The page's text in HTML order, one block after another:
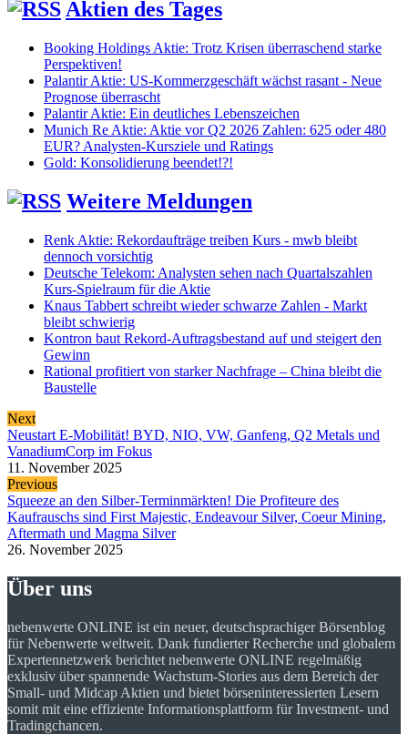
Aktien des Tages
Booking Holdings Aktie: Trotz Krisen überraschend starke
Perspektiven!
Palantir Aktie: US-Kommerzgeschäft wächst rasant - Neue
Prognose überrascht
Palantir Aktie: Ein deutliches Lebenszeichen
Munich Re Aktie: Aktie vor Q2 2026 Zahlen: 625 oder 480
EUR? Analysten-Kursziele und Ratings
Gold: Konsolidierung beendet!?!
Weitere Meldungen
Renk Aktie: Rekordaufträge treiben Kurs - mwb bleibt
dennoch vorsichtig
Deutsche Telekom: Analysten sehen nach Quartalszahlen
Kurs-Spielraum für die Aktie
Knaus Tabbert schreibt wieder schwarze Zahlen - Markt
bleibt schwierig
Kontron baut Rekord-Auftragsbestand auf und steigert den
Gewinn
Rational profitiert von starker Nachfrage – China bleibt die
Baustelle
Next
Neustart E-Mobilität! BYD, NIO, VW, Ganfeng, Q2 Metals und
VanadiumCorp im Fokus
11. November 2025
Previous
Squeeze an den Silber-Terminmärkten! Die Profiteure des
Kaufrauschs sind First Majestic, Endeavour Silver, Coeur Mining,
Aftermath und Magma Silver
26. November 2025
Über uns
nebenwerte ONLINE ist ein neuer, deutschsprachiger Börsenblog
für Nebenwerte weltweit. Dank fundierter Recherche und globalem
Expertennetzwerk berichtet nebenwerte ONLINE regelmäßig
exklusiv über spannende Wachstum-Stories aus dem Bereich der
Small- und Midcap Aktien und bietet börseninteressierten Lesern
somit mit eine effiziente Informationsplattform für Investment- und
Tradingchancen.